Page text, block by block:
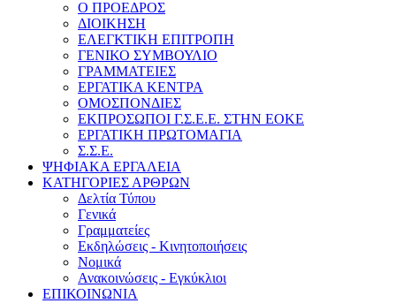
Ο ΠΡΟΕΔΡΟΣ
ΔΙΟΙΚΗΣΗ
ΕΛΕΓΚΤΙΚΗ ΕΠΙΤΡΟΠΗ
ΓΕΝΙΚΟ ΣΥΜΒΟΥΛΙΟ
ΓΡΑΜΜΑΤΕΙΕΣ
ΕΡΓΑΤΙΚΑ ΚΕΝΤΡΑ
ΟΜΟΣΠΟΝΔΙΕΣ
ΕΚΠΡΟΣΩΠΟΙ Γ.Σ.Ε.Ε. ΣΤΗΝ ΕΟΚΕ
ΕΡΓΑΤΙΚΗ ΠΡΩΤΟΜΑΓΙΑ
Σ.Σ.Ε.
ΨΗΦΙΑΚΑ ΕΡΓΑΛΕΙΑ
ΚΑΤΗΓΟΡΙΕΣ ΑΡΘΡΩΝ
Δελτία Τύπου
Γενικά
Γραμματείες
Εκδηλώσεις - Κινητοποιήσεις
Νομικά
Ανακοινώσεις - Εγκύκλιοι
ΕΠΙΚΟΙΝΩΝΙΑ